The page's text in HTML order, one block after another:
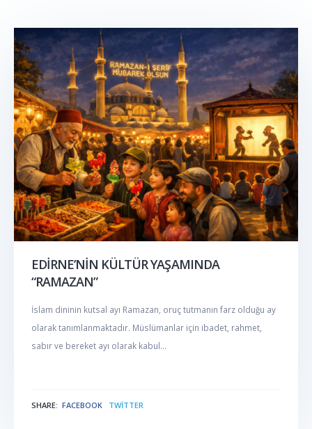
EDİRNE’NİN KÜLTÜR YAŞAMINDA
“RAMAZAN”
İslam dininin kutsal ayı Ramazan, oruç tutmanın farz olduğu ay
olarak tanımlanmaktadır. Müslümanlar için ibadet, rahmet,
sabır ve bereket ayı olarak kabul...
SHARE: FACEBOOK TWITTER